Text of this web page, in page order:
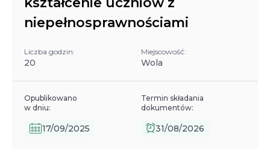
niepełnosprawnościami
Liczba godzin:
20
Miejscowość:
Wola
Opublikowano
w dniu:
17/09/2025
Termin składania
dokumentów:
31/08/2026